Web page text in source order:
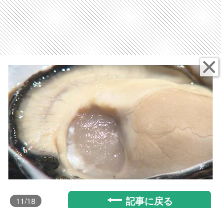
味の秘密は養殖方法と品種改良
11/18 記事に戻る